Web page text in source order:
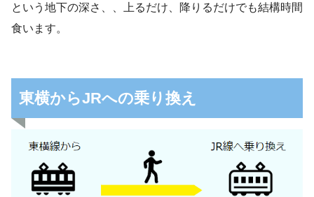
という地下の深さ、、上るだけ、降りるだけでも結構時間
食います。
東横からJRへの乗り換え